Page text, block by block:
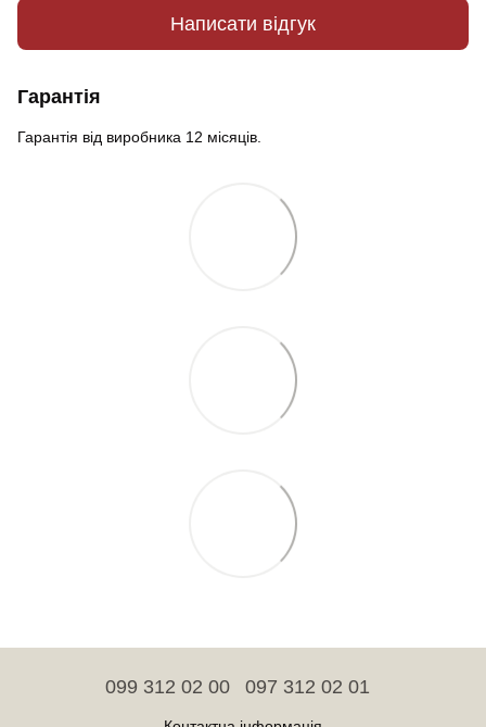
Написати відгук
Гарантія
Гарантія від виробника 12 місяців.
099 312 02 00 097 312 02 01